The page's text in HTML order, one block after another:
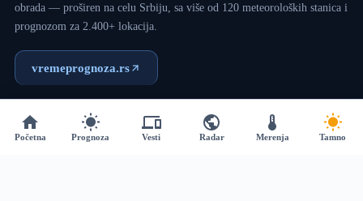
obrada — proširen na celu Srbiju, sa više od 120 meteoroloških stanica i
prognozom za 2.400+ lokacija.
vremeprognoza.rs
Copyright © 2017 - 2026 - VojvodinaMeteo - Dizajn:VM
Početna Prognoza Vesti Radar Merenja Tamno